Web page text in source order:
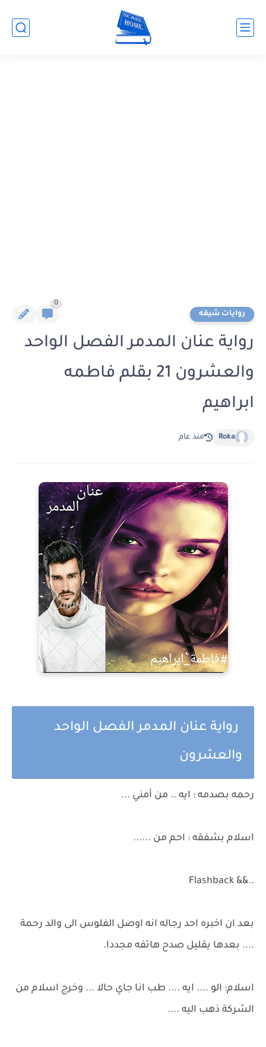
روايات شيقه
0
رواية عنان المدمر الفصل الواحد
والعشرون 21 بقلم فاطمه
ابراهيم
Roka منذ عام
رواية عنان المدمر الفصل الواحد
والعشرون
رحمه بصدمه : ايه .. من أمني ...
اسلام بشفقه : احم من ......
..&& Flashback
بعد ان اخبره احد رجاله انه اوصل الفلوس الى والد رحمة
.... بعدها يقليل صدح هاتفه مجددا.
اسلام: الو .... ايه .... طب انا جاي حالا ... وخرج اسلام من
الشركة ذهب اليه ....